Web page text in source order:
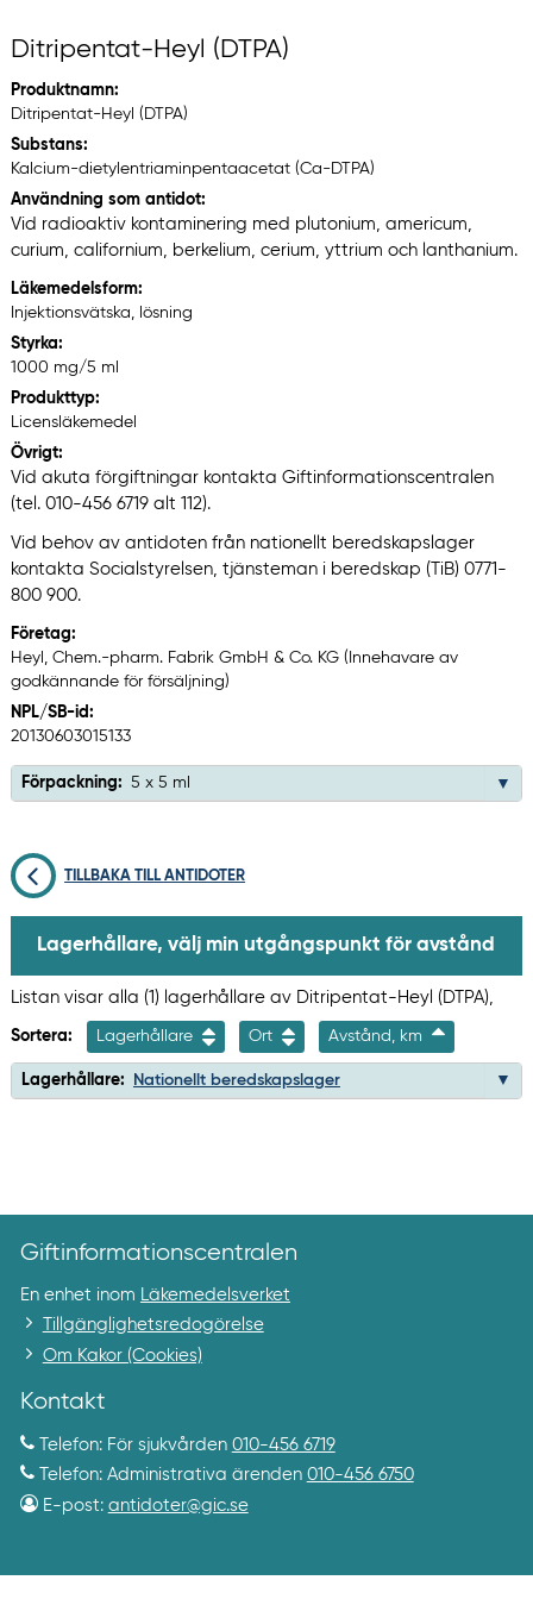
Ditripentat-Heyl (DTPA)
Produktnamn:
Ditripentat-Heyl (DTPA)
Substans:
Kalcium-dietylentriaminpentaacetat (Ca-DTPA)
Användning som antidot:
Vid radioaktiv kontaminering med plutonium, americum,
curium, californium, berkelium, cerium, yttrium och lanthanium.
Läkemedelsform:
Injektionsvätska, lösning
Styrka:
1000 mg/5 ml
Produkttyp:
Licensläkemedel
Övrigt:
Vid akuta förgiftningar kontakta Giftinformationscentralen
(tel. 010-456 6719 alt 112).
Vid behov av antidoten från nationellt beredskapslager
kontakta Socialstyrelsen, tjänsteman i beredskap (TiB) 0771-
800 900.
Företag:
Heyl, Chem.-pharm. Fabrik GmbH & Co. KG (Innehavare av
godkännande för försäljning)
NPL/SB-id:
20130603015133
Förpackning: 5 x 5 ml
TILLBAKA TILL ANTIDOTER
Lagerhållare, välj min utgångspunkt för avstånd
Listan visar alla (1) lagerhållare av Ditripentat-Heyl (DTPA),
Sortera: Lagerhållare Ort Avstånd, km
Lagerhållare: Nationellt beredskapslager
Giftinformationscentralen
En enhet inom
Läkemedelsverket
Tillgänglighetsredogörelse
Om Kakor (Cookies)
Kontakt
Telefon: För sjukvården 010-456 6719
Telefon: Administrativa ärenden 010-456 6750
E-post: antidoter@gic.se